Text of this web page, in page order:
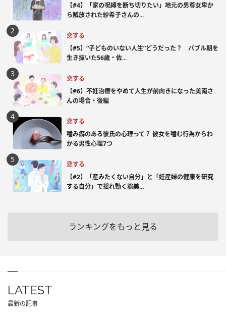
【#4】「家の呪縛を断ち切りたい」地元の男尊女卑か
ら解放された紗希子さんの...
恋する
【#5】“子どものいない人生”どうだった？ バブル期を
生き抜いた56歳・佐...
恋する
【#6】不妊治療をやめて人生が前向きになった美南さ
んの場合・後編
恋する
噛み癖のある彼氏の心理って？ 彼女を噛む行為からわ
かる男性心理7つ
恋する
【#2】「産みたくない自分」と「妊産婦の健康を研究
する自分」で揺れ動く聡美...
ランキングをもっと見る
LATEST
最新の記事